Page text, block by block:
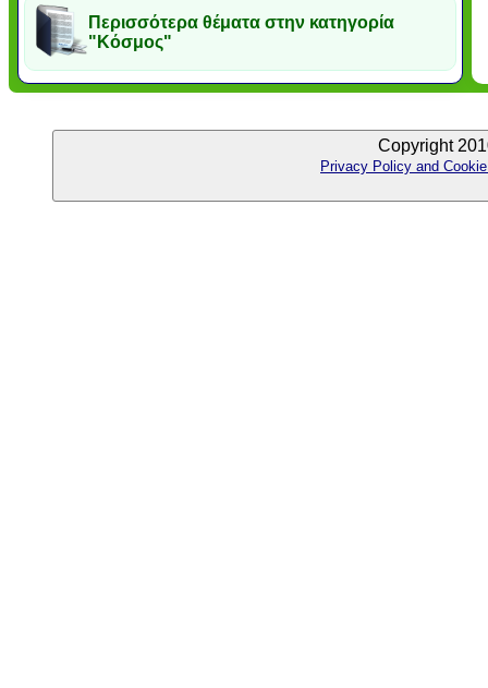
Περισσότερα θέματα στην κατηγορία
"Κόσμος"
Copyright
Privacy Policy and